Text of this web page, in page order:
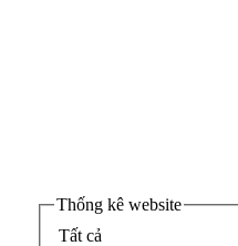
Thống kê website
Tất cả